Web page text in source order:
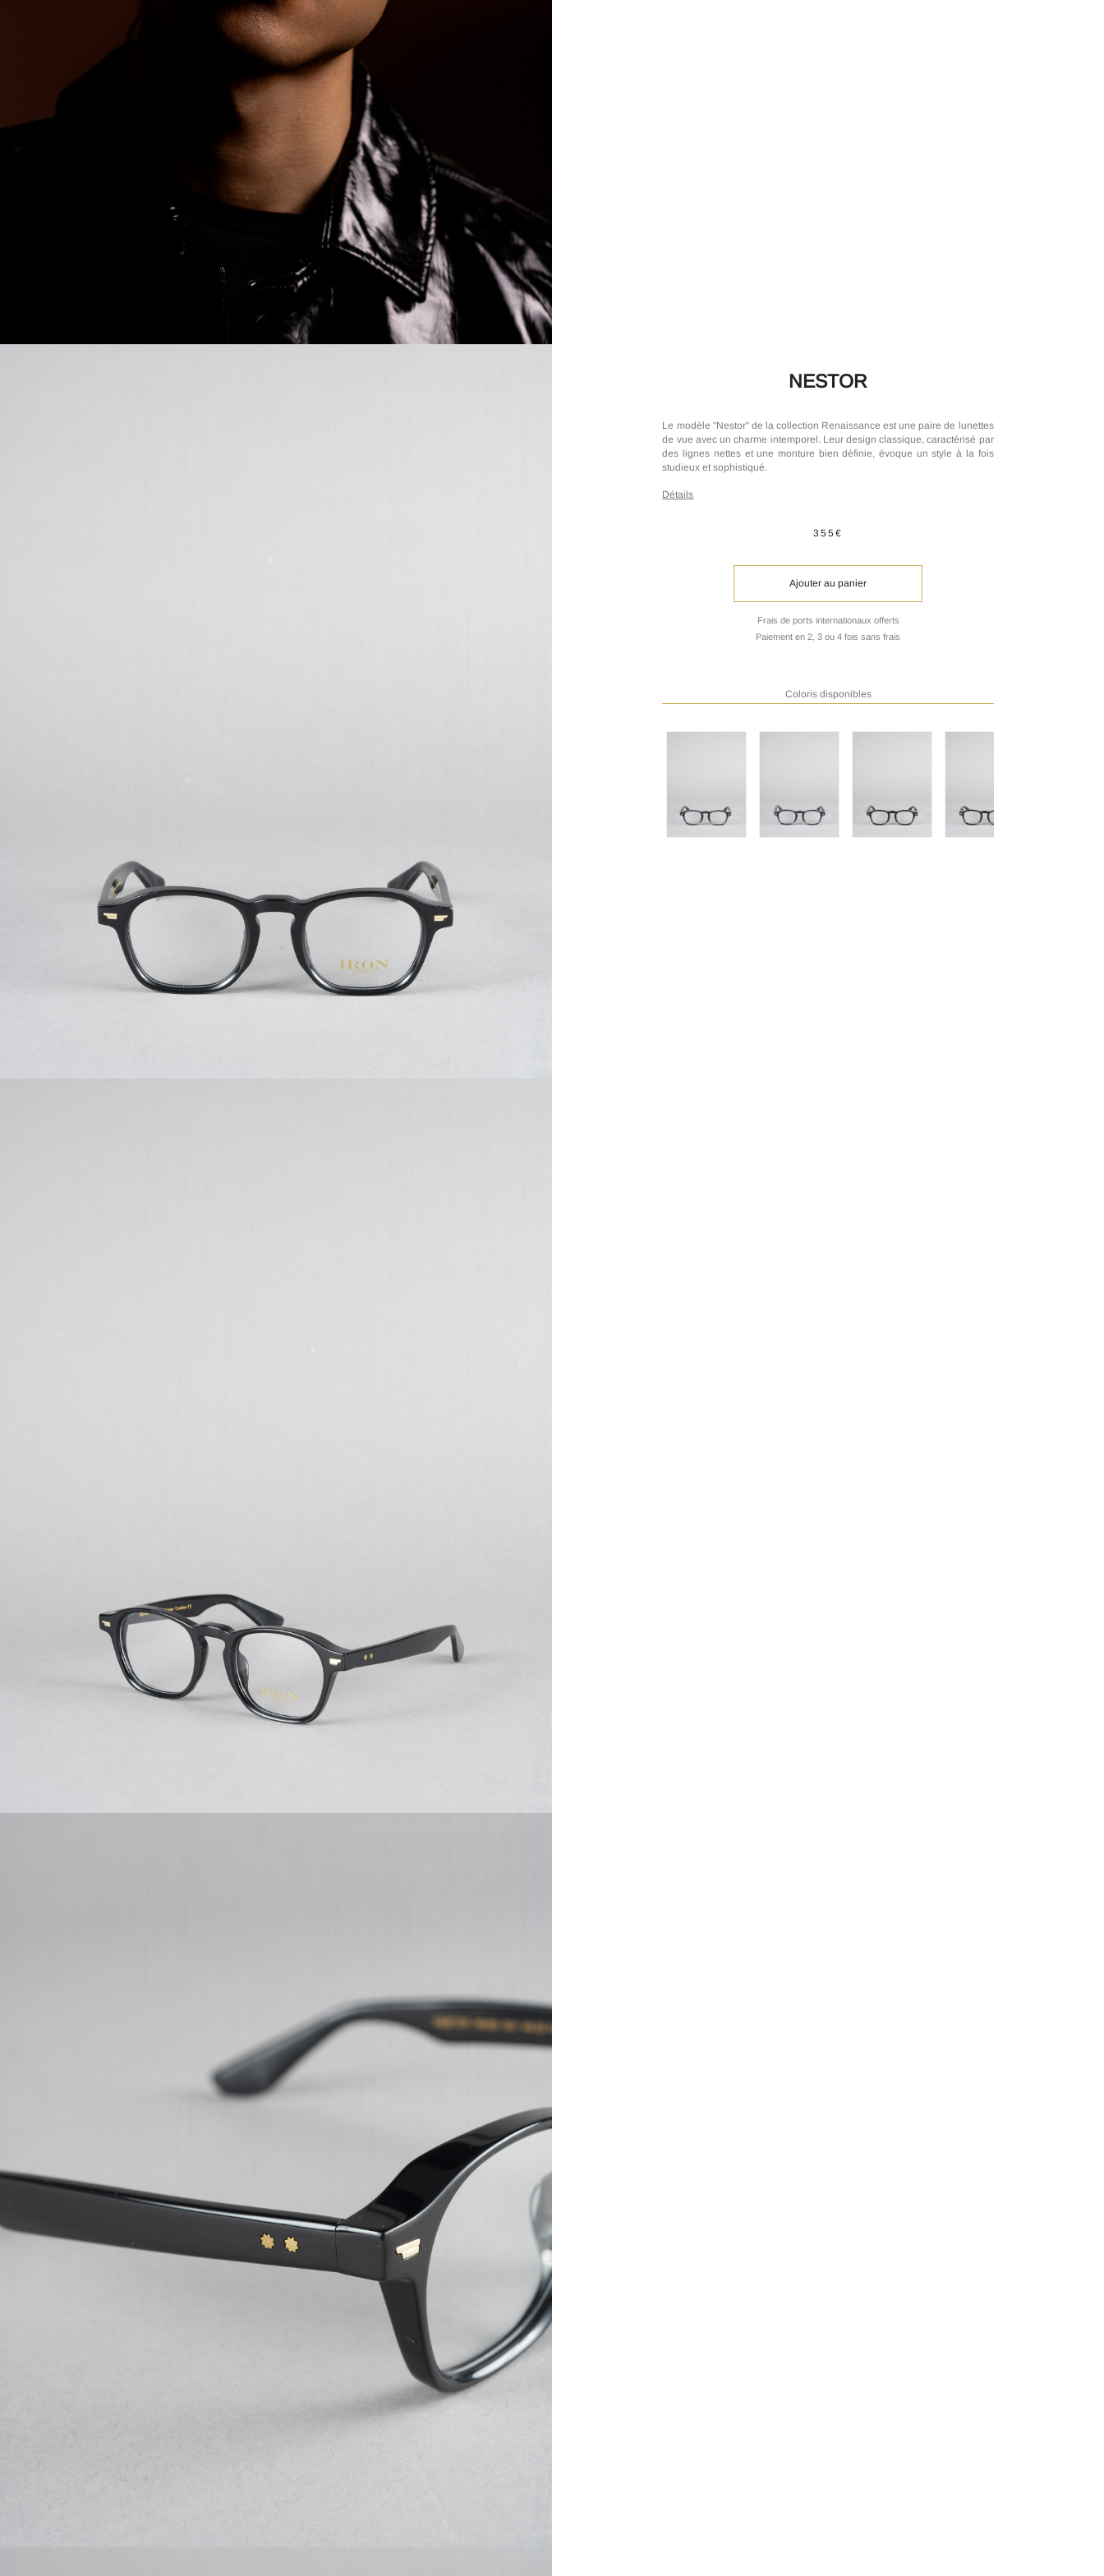
NESTOR
Le modèle "Nestor" de la collection Renaissance est une paire de lunettes
de vue avec un charme intemporel. Leur design classique, caractérisé par
des lignes nettes et une monture bien définie, évoque un style à la fois
studieux et sophistiqué.
Détails
355€
Ajouter au panier
Frais de ports internationaux offerts
Paiement en 2, 3 ou 4 fois sans frais
Coloris disponibles